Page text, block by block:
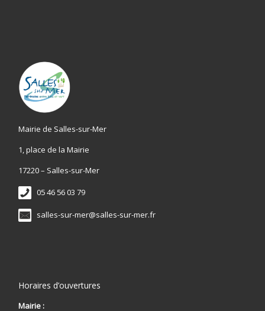
Mairie de Salles-sur-Mer
1, place de la Mairie
17220 – Salles-sur-Mer
05 46 56 03 79
salles-sur-mer@salles-sur-mer.fr
Horaires d’ouvertures
Mairie :